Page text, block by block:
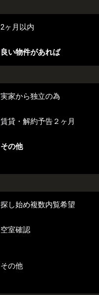
2ヶ月以内
良い物件があれば
実家から独立の為
賃貸・解約予告２ヶ月
その他
探し始め複数内覧希望
空室確認
その他